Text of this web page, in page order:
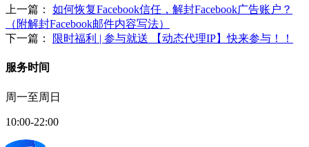
上一篇： 如何恢复Facebook信任，解封Facebook广告账户？
（附解封Facebook邮件内容写法）
下一篇：
限时福利 | 参与就送 【动态代理IP】快来参与！！
服务时间
周一至周日
10:00-22:00